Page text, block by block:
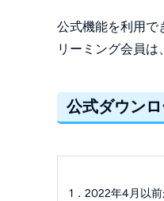
公式機能を利用で
リーミング会員は
公式ダウン
1．2022年4月以